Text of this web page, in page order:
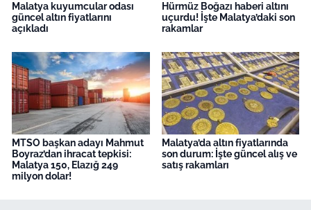
Malatya kuyumcular odası
güncel altın fiyatlarını
açıkladı
Hürmüz Boğazı haberi altını
uçurdu! İşte Malatya’daki son
rakamlar
MTSO başkan adayı Mahmut
Boyraz’dan ihracat tepkisi:
Malatya 150, Elazığ 249
milyon dolar!
Malatya’da altın fiyatlarında
son durum: İşte güncel alış ve
satış rakamları